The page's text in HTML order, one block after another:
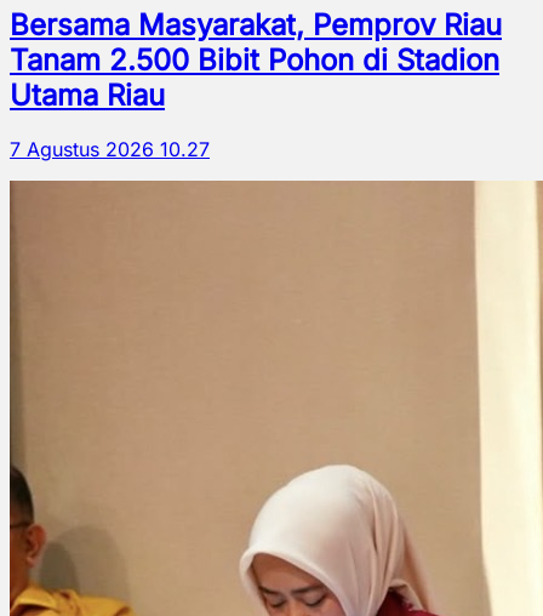
Bersama Masyarakat, Pemprov Riau
Tanam 2.500 Bibit Pohon di Stadion
Utama Riau
7 Agustus 2026 10.27